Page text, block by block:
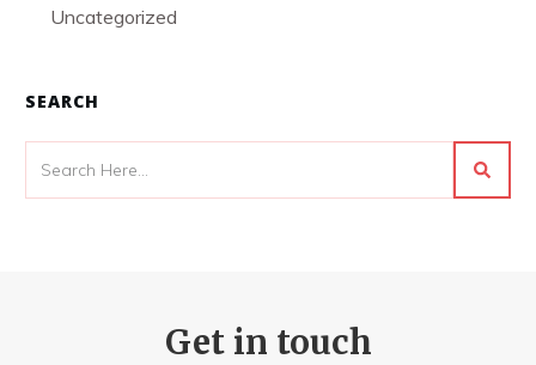
Uncategorized
SEARCH
Get in touch